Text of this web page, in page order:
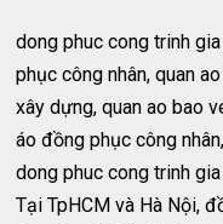
dong phuc cong trinh
phục công nhân, quan
xây dựng, quan ao bao
áo đồng phục công
dong phuc cong trinh
Tại TpHCM và Hà Nội,